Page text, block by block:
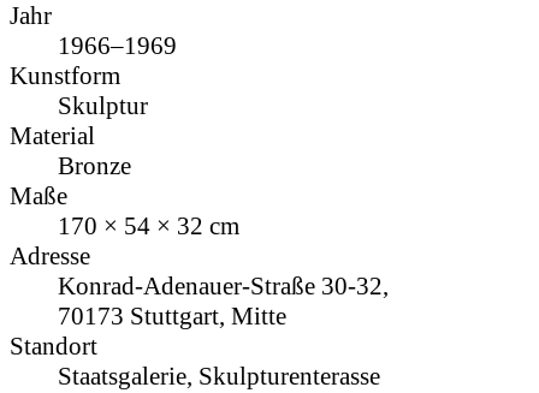
Jahr
1966–1969
Kunstform
Skulptur
Material
Bronze
Maße
170 × 54 × 32 cm
Adresse
Konrad-Adenauer-Straße 30-32,
70173 Stuttgart, Mitte
Standort
Staatsgalerie, Skulpturenterasse